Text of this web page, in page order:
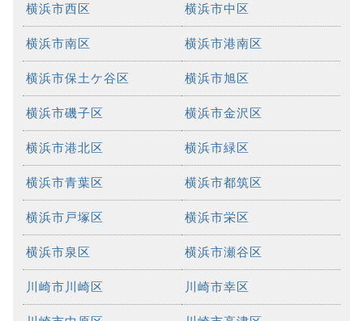
横浜市西区 横浜市中区
横浜市南区 横浜市港南区
横浜市保土ケ谷区 横浜市旭区
横浜市磯子区 横浜市金沢区
横浜市港北区 横浜市緑区
横浜市青葉区 横浜市都筑区
横浜市戸塚区 横浜市栄区
横浜市泉区 横浜市瀬谷区
川崎市川崎区 川崎市幸区